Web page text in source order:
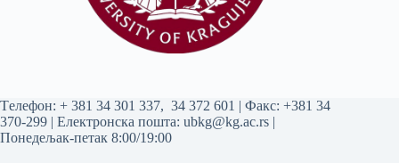
Tелефон: + 381 34 301 337, 34 372 601 | Факс: +381 34
370-299 | Електронска пошта: ubkg@kg.ac.rs |
Понедељак-петак 8:00/19:00